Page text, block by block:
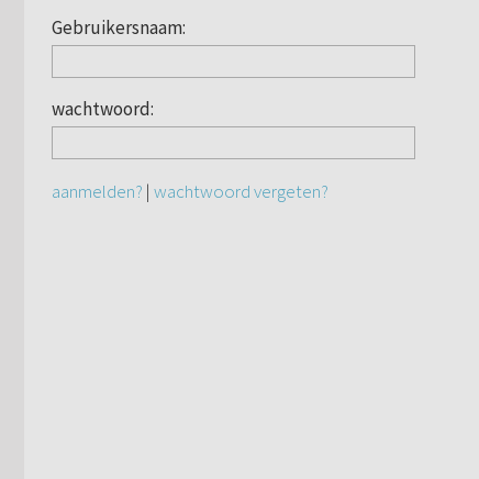
Gebruikersnaam:
wachtwoord:
aanmelden? | wachtwoord vergeten?